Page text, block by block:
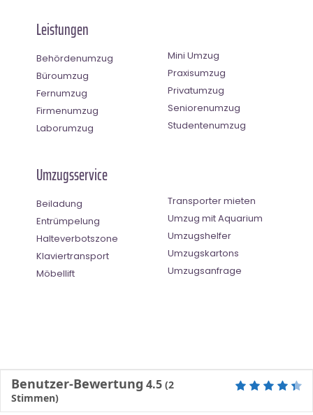
Leistungen
Behördenumzug
Büroumzug
Fernumzug
Firmenumzug
Laborumzug
Mini Umzug
Praxisumzug
Privatumzug
Seniorenumzug
Studentenumzug
Umzugsservice
Beiladung
Entrümpelung
Halteverbotszone
Klaviertransport
Möbellift
Transporter mieten
Umzug mit Aquarium
Umzugshelfer
Umzugskartons
Umzugsanfrage
Benutzer-Bewertung 4.5 (2
Stimmen)